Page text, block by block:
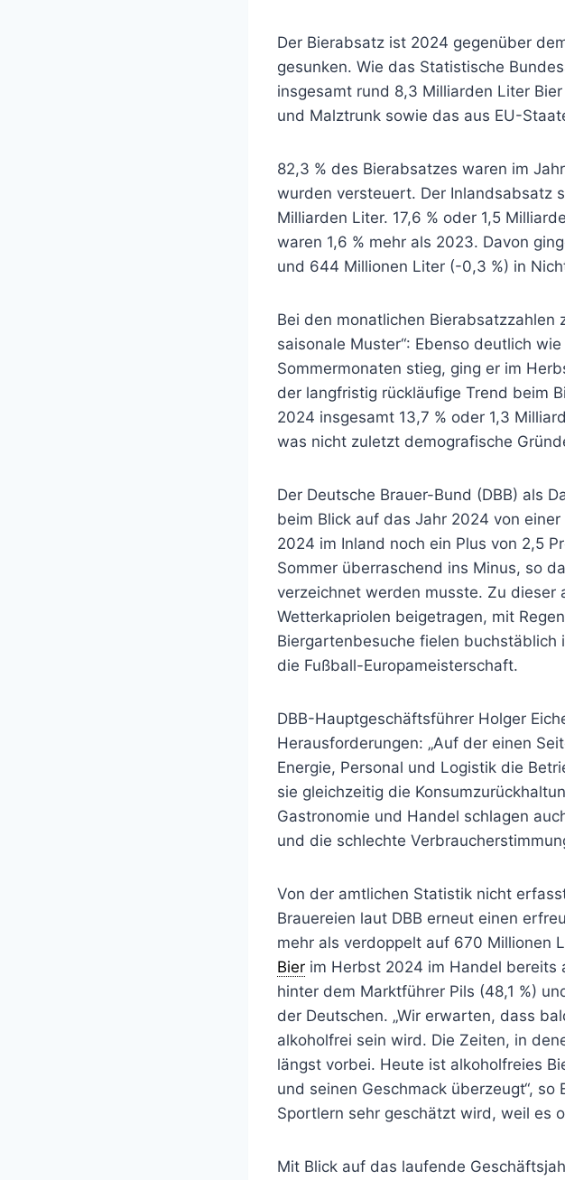
Der Bierabsatz ist 2024 gegenüber
gesunken. Wie das Statistische
insgesamt rund 8,3 Milliarden Liter
und Malztrunk sowie das aus EU-
82,3 % des Bierabsatzes waren im
wurden versteuert. Der Inlandsabsatz
Milliarden Liter. 17,6 % oder 1,5
waren 1,6 % mehr als 2023. Davon
und 644 Millionen Liter (-0,3 %) in
Bei den monatlichen Bierabsatzzahlen
saisonale Muster“: Ebenso deutlich
Sommermonaten stieg, ging er im
der langfristig rückläufige Trend beim
2024 insgesamt 13,7 % oder 1,3
was nicht zuletzt demografische
Der Deutsche Brauer-Bund (DBB) als
beim Blick auf das Jahr 2024 von
2024 im Inland noch ein Plus von 2,5
Sommer überraschend ins Minus, so
verzeichnet werden musste. Zu dieser
Wetterkapriolen beigetragen, mit
Biergartenbesuche fielen buchstäblich
die Fußball-Europameisterschaft.
DBB-Hauptgeschäftsführer Holger
Herausforderungen: „Auf der einen
Energie, Personal und Logistik die
sie gleichzeitig die
Gastronomie und Handel schlagen
und die schlechte
Von der amtlichen Statistik nicht
Brauereien laut DBB erneut einen
mehr als verdoppelt auf 670 Millionen
Bier im Herbst 2024 im Handel
hinter dem Marktführer Pils (48,1 %)
der Deutschen. „Wir erwarten, dass
alkoholfrei sein wird. Die Zeiten, in
längst vorbei. Heute ist alkoholfreies
und seinen Geschmack überzeugt“,
Sportlern sehr geschätzt wird, weil es
Mit Blick auf das laufende